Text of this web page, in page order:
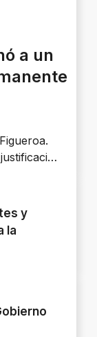
a un
y
la